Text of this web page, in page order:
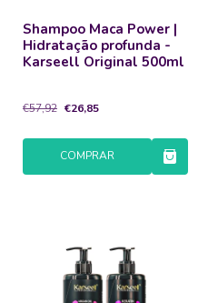
Shampoo Maca Power |
Hidratação profunda -
Karseell Original 500ml
€57,92 €26,85
COMPRAR